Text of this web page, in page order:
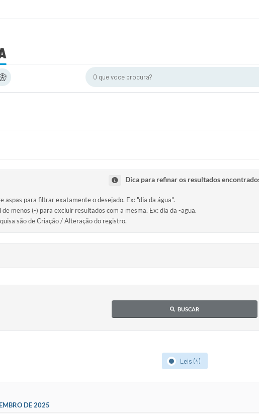
O que voce procura?
Dica para refinar os resultados
aspas para filtrar exatamente o desejado. Ex: "dia da água".
menos (-) para excluir resultados com a mesma. Ex: dia da -agua.
são de Criação / Alteração do registro.
BUSCAR
Leis (4)
DE 2025